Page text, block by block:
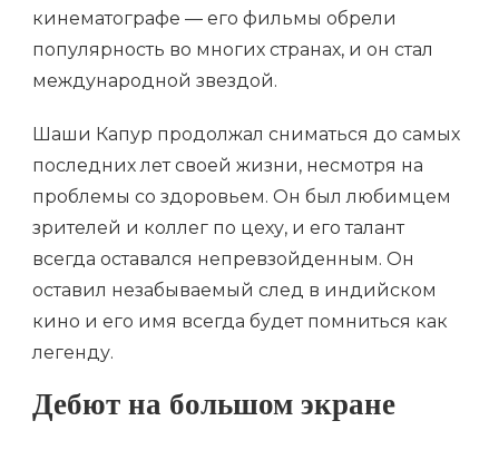
кинематографе — его фильмы обрели
популярность во многих странах, и он стал
международной звездой.
Шаши Капур продолжал сниматься до самых
последних лет своей жизни, несмотря на
проблемы со здоровьем. Он был любимцем
зрителей и коллег по цеху, и его талант
всегда оставался непревзойденным. Он
оставил незабываемый след в индийском
кино и его имя всегда будет помниться как
легенду.
Дебют на большом экране